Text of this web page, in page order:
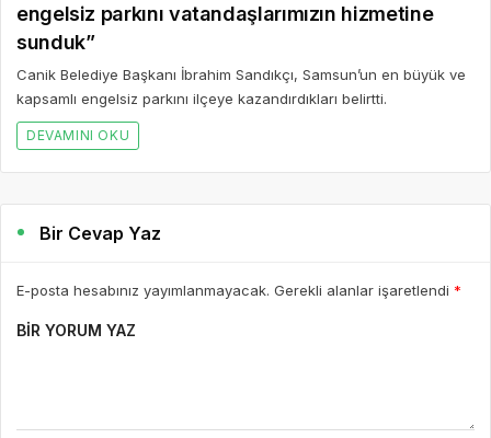
engelsiz parkını vatandaşlarımızın hizmetine
sunduk”
Canik Belediye Başkanı İbrahim Sandıkçı, Samsun’un en büyük ve
kapsamlı engelsiz parkını ilçeye kazandırdıkları belirtti.
DEVAMINI OKU
Bir Cevap Yaz
E-posta hesabınız yayımlanmayacak. Gerekli alanlar işaretlendi *
BIR YORUM YAZ